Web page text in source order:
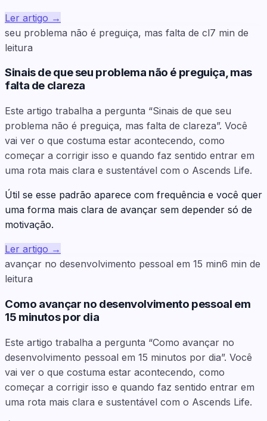
Ler artigo →
seu problema não é preguiça, mas falta de cl7 min de
leitura
Sinais de que seu problema não é preguiça, mas
falta de clareza
Este artigo trabalha a pergunta “Sinais de que seu
problema não é preguiça, mas falta de clareza”. Você
vai ver o que costuma estar acontecendo, como
começar a corrigir isso e quando faz sentido entrar em
uma rota mais clara e sustentável com o Ascends Life.
Útil se esse padrão aparece com frequência e você quer
uma forma mais clara de avançar sem depender só de
motivação.
Ler artigo →
avançar no desenvolvimento pessoal em 15 min6 min de
leitura
Como avançar no desenvolvimento pessoal em
15 minutos por dia
Este artigo trabalha a pergunta “Como avançar no
desenvolvimento pessoal em 15 minutos por dia”. Você
vai ver o que costuma estar acontecendo, como
começar a corrigir isso e quando faz sentido entrar em
uma rota mais clara e sustentável com o Ascends Life.